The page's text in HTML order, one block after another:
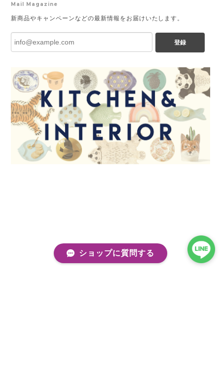
Mail Magazine
新商品やキャンペーンなどの最新情報をお届けいたします。
登録
ショップに質問する